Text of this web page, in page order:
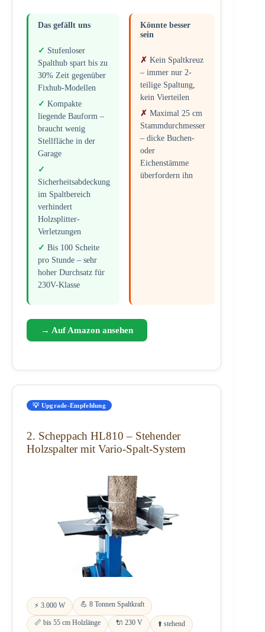
Das gefällt uns
Stufenloser
Spalthub spart bis zu
30% Zeit gegenüber
Fixhub-Modellen
Kompakte
liegende Bauform –
braucht wenig
Stellfläche in der
Garage
Sicherheitsabdeckung
im Spaltbereich
verhindert
Holzsplitter-
Verletzungen
Bis 100 Scheite
pro Stunde – sehr
hoher Durchsatz für
230V-Klasse
Könnte besser
sein
Kein Spaltkreuz
– immer nur 2-
teilige Spaltung,
kein Vierteilen
Maximal 25 cm
Stammdurchmesser
– dicke Buchen-
oder
Eichenstämme
überfordern ihn
→ Auf Amazon ansehen
💡 Upgrade-Empfehlung
2. Scheppach HL810 – Stehender
Holzspalter mit Vario-Spalt-System
⚡ 3.000 W 💪 8 Tonnen Spaltkraft
📏 bis 55 cm Holzlänge 🔌 230 V ⬆️ stehend